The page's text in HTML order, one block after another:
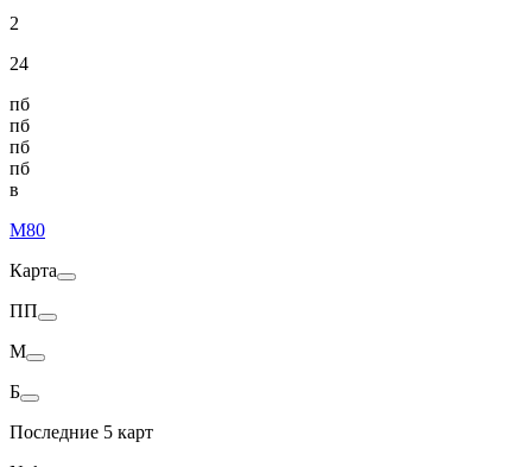
2
24
пб
пб
пб
пб
в
M80
Карта
ПП
M
Б
Последние 5 карт